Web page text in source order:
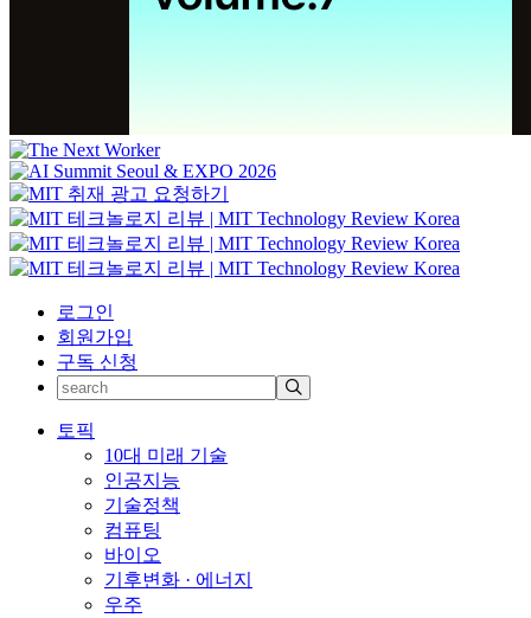
로그인
회원가입
구독 신청
토픽
10대 미래 기술
인공지능
기술정책
컴퓨팅
바이오
기후변화 · 에너지
우주